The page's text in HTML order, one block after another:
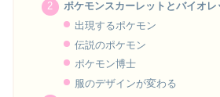
ポケモンスカーレットとバイオレ
出現するポケモン
伝説のポケモン
ポケモン博士
服のデザインが変わる